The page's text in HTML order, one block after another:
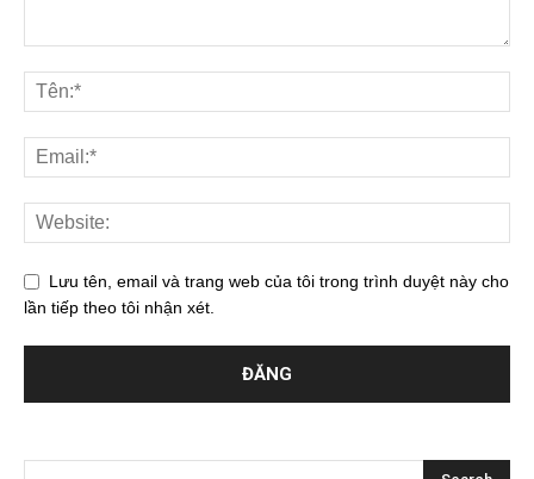
Lưu tên, email và trang web của tôi trong trình duyệt này cho
lần tiếp theo tôi nhận xét.